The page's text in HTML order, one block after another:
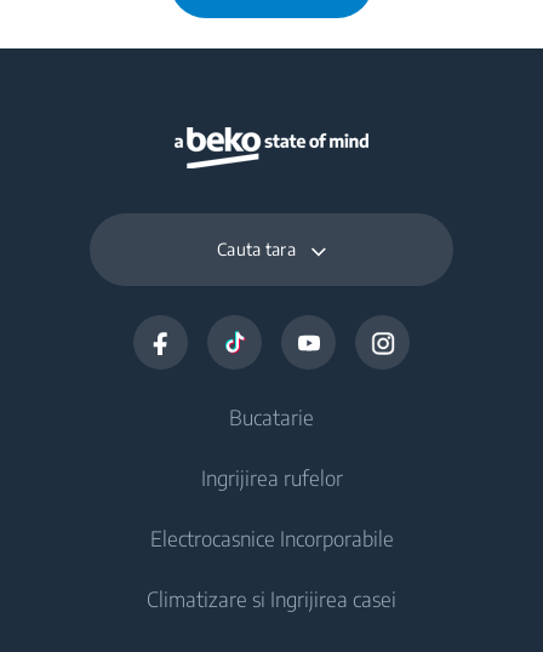
Cauta tara
Bucatarie
Aparate frigorifice
Frigidere cu o usa
Congelatoare si Lazi frigorifice
Ingrijirea rufelor
Masini de spalat rufe
Masini de spalat rufe independente
Electrocasnice Incorporabile
Aparate frigorifice incorporabile
Climatizare si Ingrijirea casei